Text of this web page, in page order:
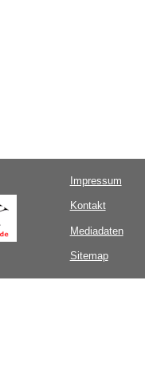
Impressum
Kontakt
Mediadaten
Sitemap